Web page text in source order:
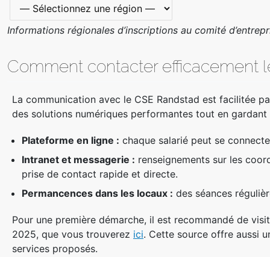
Informations régionales d’inscriptions au comité
Comment contacter efficacement
La communication avec le CSE Randstad est facilitée
des solutions numériques performantes tout en
Plateforme en ligne : chaque salarié peut se
Intranet et messagerie : renseignements sur les
prise de contact rapide et directe.
Permancences dans les locaux : des séances
Pour une première démarche, il est recommandé de
2025, que vous trouverez ici. Cette source offre aussi
services proposés.